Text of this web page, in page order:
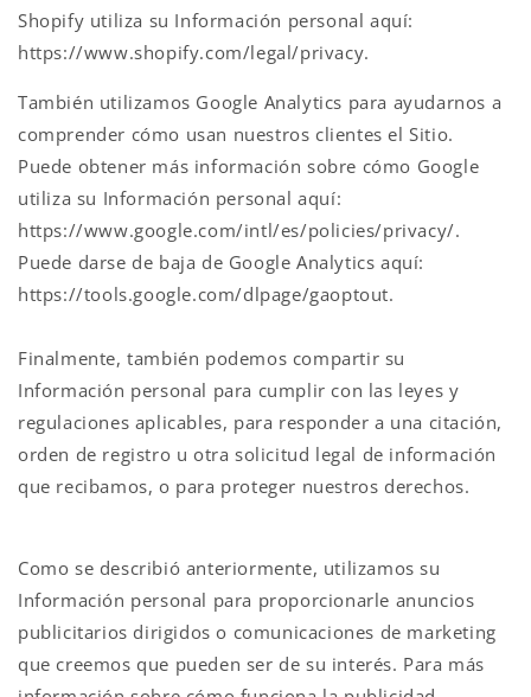
Shopify utiliza su Información personal aquí:
https://www.shopify.com/legal/privacy.
También utilizamos Google Analytics para ayudarnos a
comprender cómo usan nuestros clientes el Sitio.
Puede obtener más información sobre cómo Google
utiliza su Información personal aquí:
https://www.google.com/intl/es/policies/privacy/.
Puede darse de baja de Google Analytics aquí:
https://tools.google.com/dlpage/gaoptout.
Finalmente, también podemos compartir su
Información personal para cumplir con las leyes y
regulaciones aplicables, para responder a una citación,
orden de registro u otra solicitud legal de información
que recibamos, o para proteger nuestros derechos.
Como se describió anteriormente, utilizamos su
Información personal para proporcionarle anuncios
publicitarios dirigidos o comunicaciones de marketing
que creemos que pueden ser de su interés. Para más